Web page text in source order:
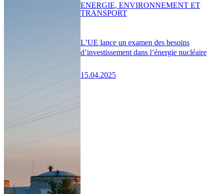
L’UE lance un examen des besoins
d’investissement dans l’énergie nucléaire
15.04.2025
ENERGIE, ENVIRONNEMENT ET
TRANSPORT